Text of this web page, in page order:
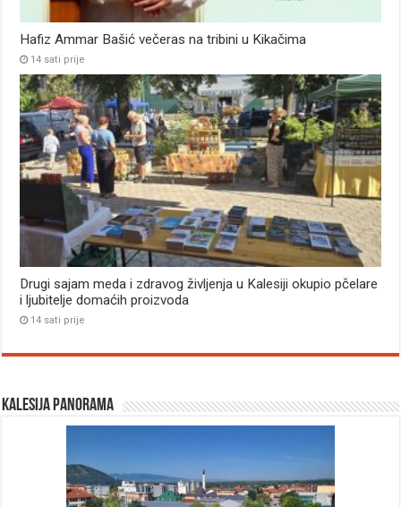
Hafiz Ammar Bašić večeras na tribini u Kikačima
14 sati prije
Drugi sajam meda i zdravog življenja u Kalesiji okupio pčelare
i ljubitelje domaćih proizvoda
14 sati prije
Kalesija panorama